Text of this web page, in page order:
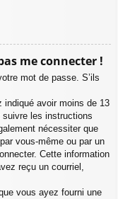
me connecter !
mot de passe. S’ils
avoir moins de 13
suivre les instructions
nécessiter que
vous-même ou par un
Cette information
reçu un courriel,
vous ayez fourni une